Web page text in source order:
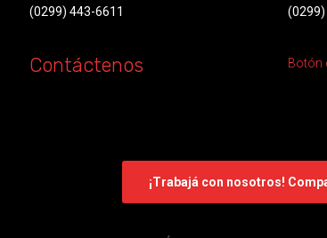
(0299) 443-6611
Contáctenos Botón
¡Trabajá con nosotros!